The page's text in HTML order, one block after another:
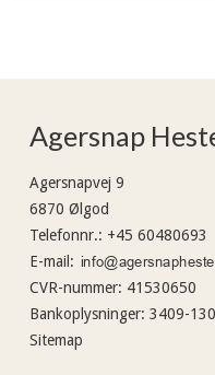
Agersnap
Agersnapvej 9
6870 Ølgod
Telefonnr.: +45 60480693
E-mail :
CVR-nummer: 41530650
Bankoplysninger: 3409-
Sitemap